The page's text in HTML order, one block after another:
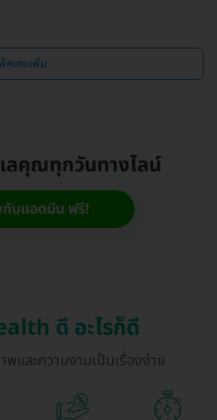
กเกจเพิ่ม
คุณทุกวันทางไลน์
บแอดมิน ฟรี!
ดี อะไรก็ดี
พและความงามเป็นเรื่องง่าย